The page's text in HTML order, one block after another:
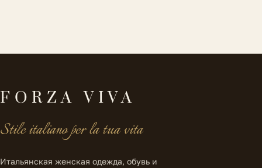
FORZA VIVA
Stile italiano per la tua vita
Итальянская женская одежда, обувь и